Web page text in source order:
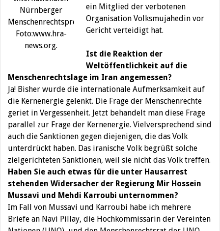
Nürnberger
Menschenrechtspreis.
Foto:www.hra-
news.org.
ein Mitglied der verbotenen
Organisation Volksmujahedin vor
Gericht verteidigt hat.
Ist die Reaktion der
Weltöffentlichkeit auf die
Menschenrechtslage im Iran angemessen?
Ja! Bisher wurde die internationale Aufmerksamkeit auf
die Kernenergie gelenkt. Die Frage der Menschenrechte
geriet in Vergessenheit. Jetzt behandelt man diese Frage
parallel zur Frage der Kernenergie. Vielversprechend sind
auch die Sanktionen gegen diejenigen, die das Volk
unterdrückt haben. Das iranische Volk begrüßt solche
zielgerichteten Sanktionen, weil sie nicht das Volk treffen.
Haben Sie auch etwas für die unter Hausarrest
stehenden Widersacher der Regierung Mir Hossein
Mussavi und Mehdi Karroubi unternommen?
Im Fall von Mussavi und Karroubi habe ich mehrere
Briefe an Navi Pillay, die Hochkommissarin der Vereinten